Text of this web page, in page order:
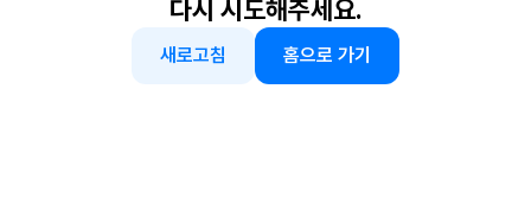
다시 시도해주세요.
새로고침 홈으로 가기